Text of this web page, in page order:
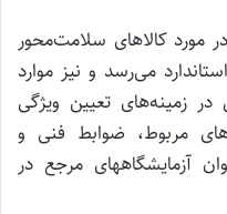
در مورد کالاهای سلامت‌محور
می‌رسد و نیز موارد
در زمینه‌های تعیین ویژگی
مربوط، ضوابط فنی و
آزمایشگاههای مرجع در